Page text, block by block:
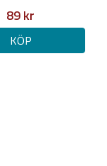
89 kr
KÖP